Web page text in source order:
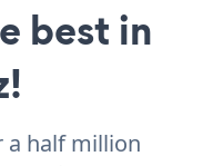
best in
a half million